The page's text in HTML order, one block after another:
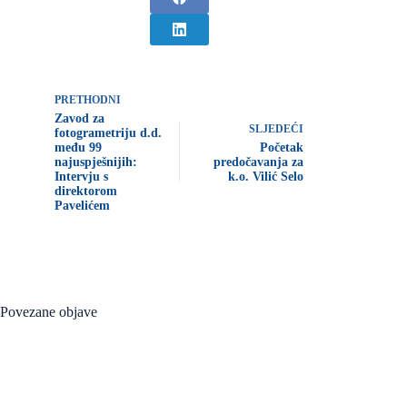
PRETHODNI
Zavod za
fotogrametriju d.d.
među 99
najuspješnijih:
Intervju s
direktorom
Pavelićem
SLJEDEĆI
Početak
predočavanja za
k.o. Vilić Selo
Povezane objave